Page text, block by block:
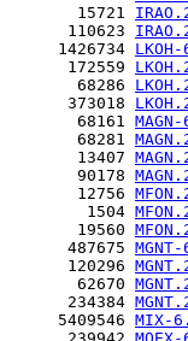
       15721
      110623
     1426734
      172559
       68286
      373018
       68161
       68281
       13407
       90178
       12756
        1504
       19560
      487675
      120296
       62670
      234384
     5409546
MIX-